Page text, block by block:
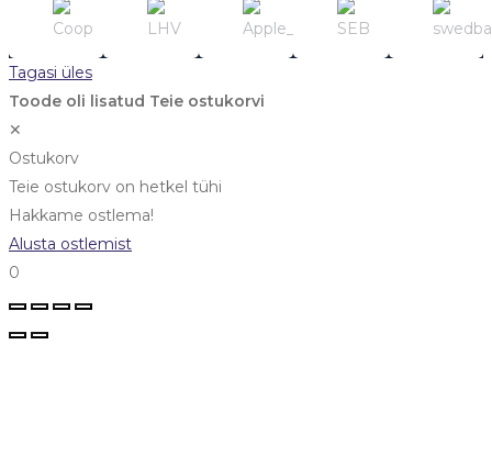
Tagasi üles
Toode oli lisatud Teie ostukorvi
✕
Ostukorv
Teie ostukorv on hetkel tühi
Hakkame ostlema!
Alusta ostlemist
0